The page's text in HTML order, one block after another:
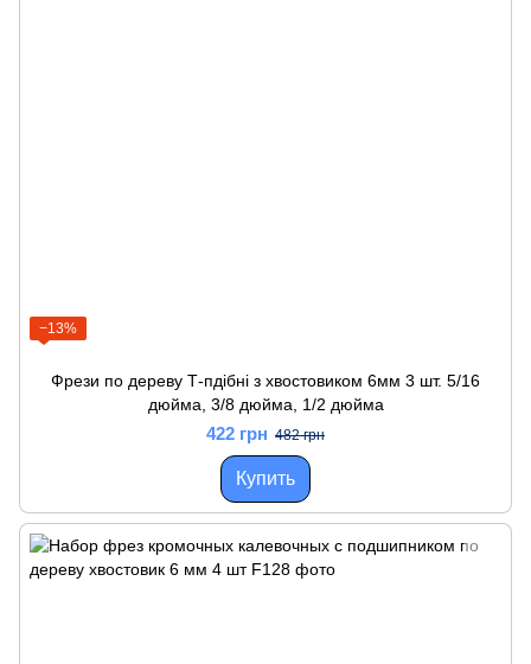
−13%
Фрези по дереву Т-пдібні з хвостовиком 6мм 3 шт. 5/16
дюйма, 3/8 дюйма, 1/2 дюйма
422 грн 482 грн
Купить